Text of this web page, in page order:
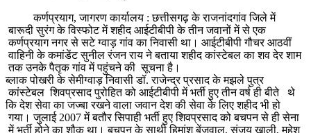
कर्णप्रयाग, जागरण कार्यालय : छत्तीसगढ़ के राजनांदगांव जिले में
बारूदी सुरंग के विस्फोट में शहीद आईटीबीपी के तीन जवानों में से एक
कर्णप्रयाग नगर से सटे ग्वाड़ गांव का निवासी था। आईटीबीपी गौचर आठवीं
वाहिनी के कमांडेंट सुनील रंजन राय ने बताया शहीद कांस्टेबल का शव देर शाम
तक उनके पैतृक गांव में पहुंचने की सूचना है।
ब्लाक पोखरी के सेमीग्वाड़ निवासी डॉ. राजेन्द्र प्रसाद के मझले पुत्र
कांस्टेबल शिवप्रसाद पुरोहित को आईटीबीपी में भर्ती हुए तीन वर्ष ही बीते थे
कि देश सेवा का जज्बा रखने वाला जवान देश की सेवा के लिए शहीद भी हो
गया। जुलाई 2007 में बतौर सिपाही भर्ती हुए शिवप्रसाद को बचपन से ही सेना
में भर्ती होने का शौक था। बचपन के साथी हिमांशु बेंजवाल, संजय खाली, महेश